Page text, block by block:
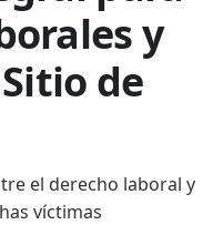
y
de
el derecho laboral y
víctimas